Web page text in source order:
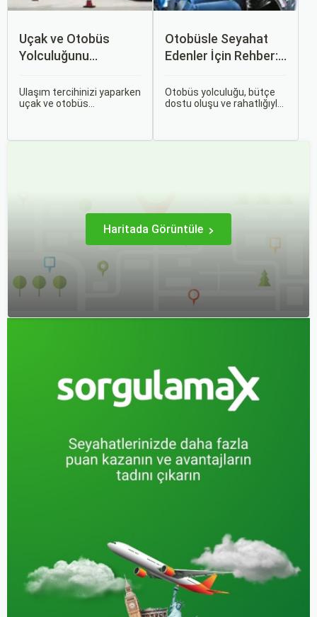
Uçak ve Otobüs
Yolculuğunu
Sizin İçin Uygun?
Ulaşım tercihinizi yaparken
uçak ve otobüs
Otobüsle Seyahat
Edenler İçin Rehber:
Koltuk Seçimine
Otobüs yolculuğu, bütçe
dostu oluşu ve rahatlığıyla
Haritada Görüntüle